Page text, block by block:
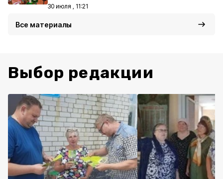
30 июля , 11:21
Все материалы
Выбор редакции